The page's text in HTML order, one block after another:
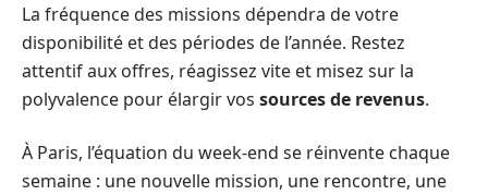
La fréquence des missions dépendra de votre
disponibilité et des périodes de l’année. Restez
attentif aux offres, réagissez vite et misez sur la
polyvalence pour élargir vos sources de revenus.
À Paris, l’équation du week-end se réinvente chaque
semaine : une nouvelle mission, une rencontre, une